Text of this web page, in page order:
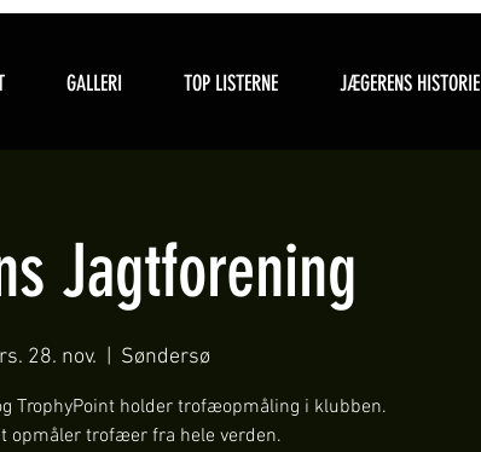
GALLERI TOP LISTERNE JÆGERENS HISTORIE
Jagtforening
28. nov. Søndersø
TrophyPoint holder trofæopmåling i klubben.
opmåler trofæer fra hele verden.